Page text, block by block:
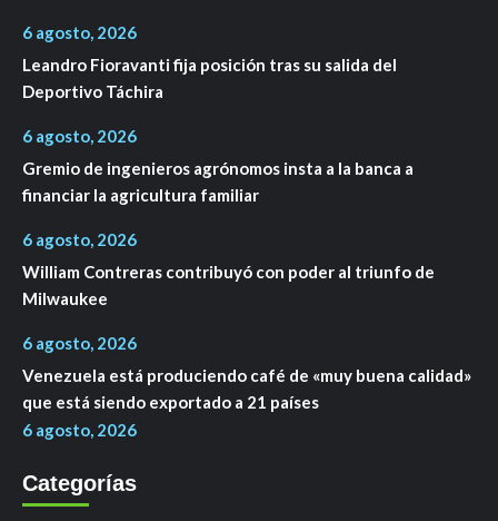
6 agosto, 2026
Leandro Fioravanti fija posición tras su salida del
Deportivo Táchira
6 agosto, 2026
Gremio de ingenieros agrónomos insta a la banca a
financiar la agricultura familiar
6 agosto, 2026
William Contreras contribuyó con poder al triunfo de
Milwaukee
6 agosto, 2026
Venezuela está produciendo café de «muy buena calidad»
que está siendo exportado a 21 países
6 agosto, 2026
Categorías